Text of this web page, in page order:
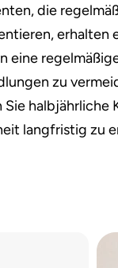
die
erhalten
eine
zu
Sie halbjährliche
langfristig zu